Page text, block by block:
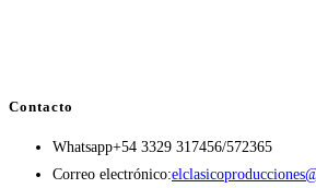
Contacto
Whatsapp+54 3329 317456/572365
Correo electrónico: